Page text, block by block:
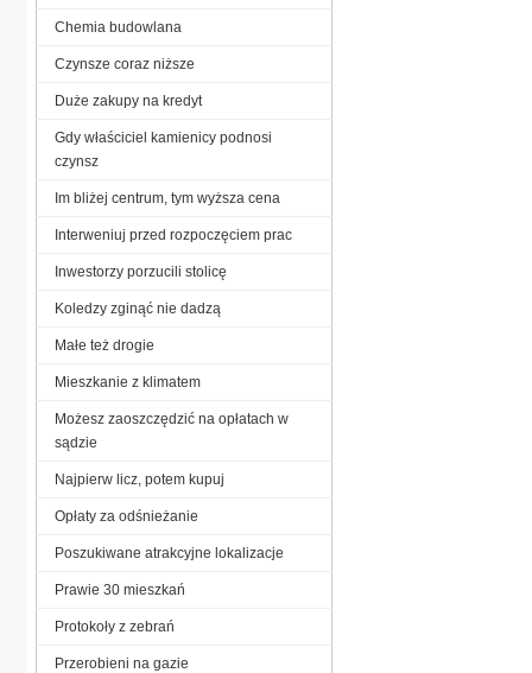
Chemia budowlana
Czynsze coraz niższe
Duże zakupy na kredyt
Gdy właściciel kamienicy podnosi
czynsz
Im bliżej centrum, tym wyższa cena
Interweniuj przed rozpoczęciem prac
Inwestorzy porzucili stolicę
Koledzy zginąć nie dadzą
Małe też drogie
Mieszkanie z klimatem
Możesz zaoszczędzić na opłatach w
sądzie
Najpierw licz, potem kupuj
Opłaty za odśnieżanie
Poszukiwane atrakcyjne lokalizacje
Prawie 30 mieszkań
Protokoły z zebrań
Przerobieni na gazie